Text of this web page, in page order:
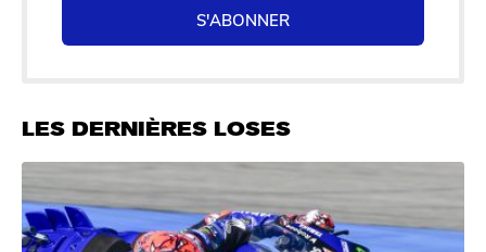
S'ABONNER
LES DERNIÈRES LOSES